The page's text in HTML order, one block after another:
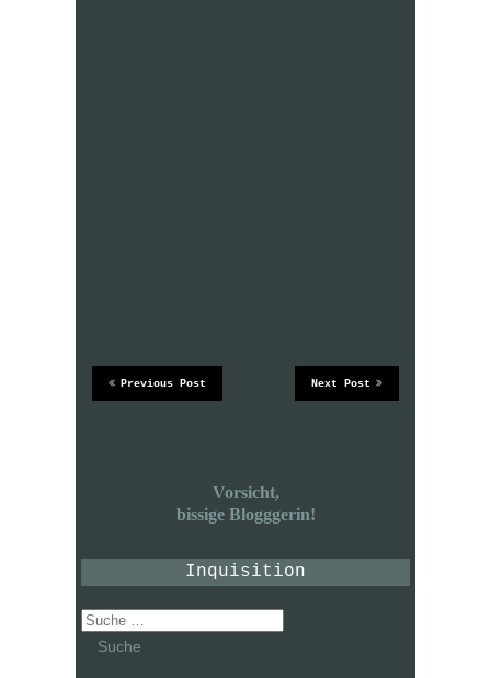
Next Post
Previous Post
Vorsicht,
bissige Blogggerin!
Inquisition
Suche
nach: